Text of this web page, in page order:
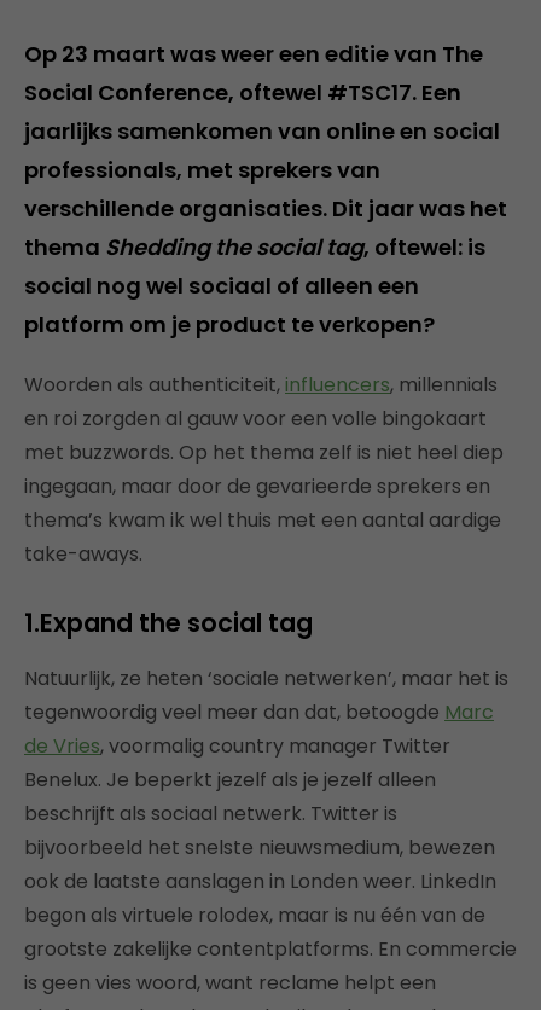
Op 23 maart was weer een editie van The
Social Conference, oftewel #TSC17. Een
jaarlijks samenkomen van online en social
professionals, met sprekers van
verschillende organisaties. Dit jaar was het
thema Shedding the social tag, oftewel: is
social nog wel sociaal of alleen een
platform om je product te verkopen?
Woorden als authenticiteit, influencers, millennials
en roi zorgden al gauw voor een volle bingokaart
met buzzwords. Op het thema zelf is niet heel diep
ingegaan, maar door de gevarieerde sprekers en
thema’s kwam ik wel thuis met een aantal aardige
take-aways.
1.Expand the social tag
Natuurlijk, ze heten ‘sociale netwerken’, maar het is
tegenwoordig veel meer dan dat, betoogde Marc
de Vries, voormalig country manager Twitter
Benelux. Je beperkt jezelf als je jezelf alleen
beschrijft als sociaal netwerk. Twitter is
bijvoorbeeld het snelste nieuwsmedium, bewezen
ook de laatste aanslagen in Londen weer. LinkedIn
begon als virtuele rolodex, maar is nu één van de
grootste zakelijke contentplatforms. En commercie
is geen vies woord, want reclame helpt een